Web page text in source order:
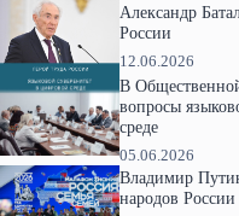
Александр
России
12.06.2026
В
вопросы
среде
05.06.2026
Владимир
народов России